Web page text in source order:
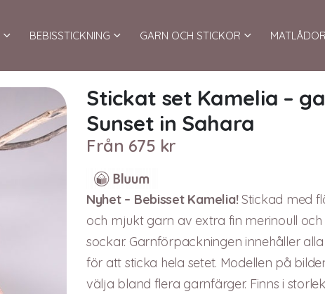
BEBISSTICKNING GARN OCH STICKOR MATLÅDOR
Stickat set Kamelia –
Sunset in Sahara
Från 675 kr
Nyhet – Bebisset Kamelia!Stickad med
och mjukt garn av extra fin merinoull
sockar. Garnförpackningen innehåller
för att sticka hela setet. Modellen på
välja bland flera garnfärger. Finns i